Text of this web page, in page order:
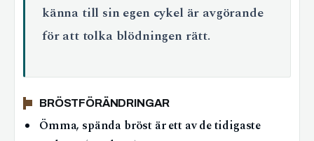
känna till sin egen cykel är avgörande
för att tolka blödningen rätt.
BRÖSTFÖRÄNDRINGAR
Ömma, spända bröst är ett av de tidigaste